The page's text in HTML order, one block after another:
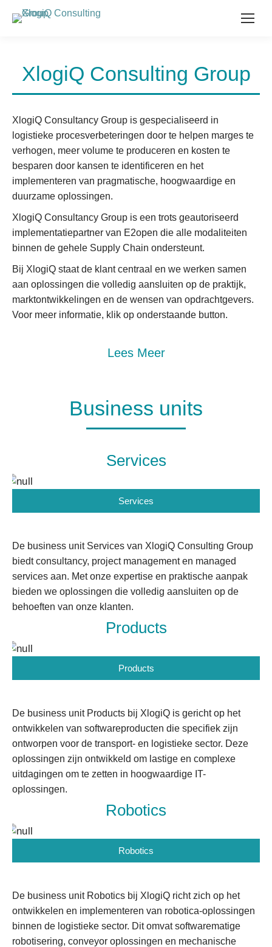
XlogiQ Consulting Group
XlogiQ Consultancy Group is gespecialiseerd in
logistieke procesverbeteringen door te helpen marges te
verhogen, meer volume te produceren en kosten te
besparen door kansen te identificeren en het
implementeren van pragmatische, hoogwaardige en
duurzame oplossingen.
XlogiQ Consultancy Group is een trots geautoriseerd
implementatiepartner van E2open die alle modaliteiten
binnen de gehele Supply Chain ondersteunt.
Bij XlogiQ staat de klant centraal en we werken samen
aan oplossingen die volledig aansluiten op de praktijk,
marktontwikkelingen en de wensen van opdrachtgevers.
Voor meer informatie, klik op onderstaande button.
Lees Meer
Business units
Services
Services
De business unit Services van XlogiQ Consulting Group
biedt consultancy, project management en managed
services aan. Met onze expertise en praktische aanpak
bieden we oplossingen die volledig aansluiten op de
behoeften van onze klanten.
Products
Products
De business unit Products bij XlogiQ is gericht op het
ontwikkelen van softwareproducten die specifiek zijn
ontworpen voor de transport- en logistieke sector. Deze
oplossingen zijn ontwikkeld om lastige en complexe
uitdagingen om te zetten in hoogwaardige IT-
oplossingen.
Robotics
Robotics
De business unit Robotics bij XlogiQ richt zich op het
ontwikkelen en implementeren van robotica-oplossingen
binnen de logistieke sector. Dit omvat softwarematige
robotisering, conveyor oplossingen en mechanische